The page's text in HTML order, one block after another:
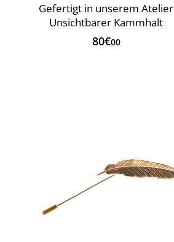
Gefertigt in unserem Atelier
Unsichtbarer Kammhalt
80€00